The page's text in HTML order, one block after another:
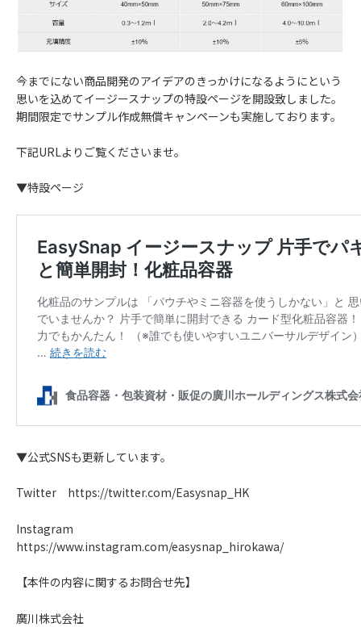
今までにない商品開発のアイデアのきっかけになるようにという
思いを込めてイージースナップの特設ページを開設致しました。
期間限定でサンプル作成無償キャンペーンも実施しております。
下記URLよりご覧くださいませ。
▼特設ページ
▼公式SNSも更新しています。
Twitter https://twitter.com/Easysnap_HK
Instagram
https://www.instagram.com/easysnap_hirokawa/
【本件の内容に関するお問合せ先】
廣川株式会社